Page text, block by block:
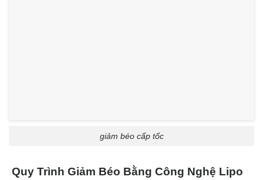
giảm béo cấp tốc
Quy Trình Giảm Béo Bằng Công Nghệ Lipo